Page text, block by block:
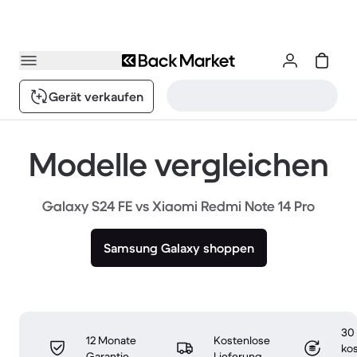
Gerät verkaufen
Modelle vergleichen
Galaxy S24 FE vs Xiaomi Redmi Note 14 Pro
Samsung Galaxy shoppen
12 Monate
Kostenlose
30